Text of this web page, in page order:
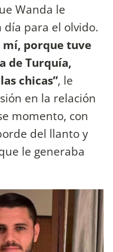
Wanda le
día para el olvido.
mí, porque tuve
de Turquía,
chicas”, le
en la relación
momento, con
del llanto y
le generaba